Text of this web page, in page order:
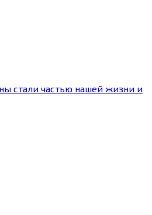
стали частью нашей жизни и